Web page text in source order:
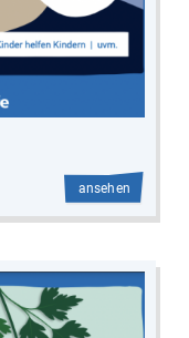
ansehen